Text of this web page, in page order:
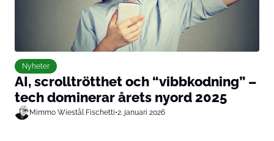
Nyheter
AI, scrolltrötthet och “vibbkodning” –
tech dominerar årets nyord 2025
Mimmo Wiestål Fischetti•2. januari 2026